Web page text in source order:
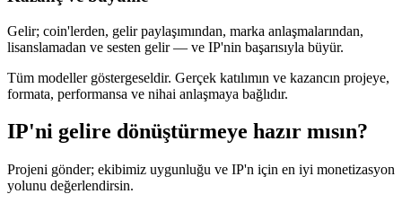
Gelir; coin'lerden, gelir paylaşımından, marka anlaşmalarından,
lisanslamadan ve sesten gelir — ve IP'nin başarısıyla büyür.
Tüm modeller göstergeseldir. Gerçek katılımın ve kazancın projeye,
formata, performansa ve nihai anlaşmaya bağlıdır.
IP'ni gelire dönüştürmeye hazır mısın?
Projeni gönder; ekibimiz uygunluğu ve IP'n için en iyi monetizasyon
yolunu değerlendirsin.